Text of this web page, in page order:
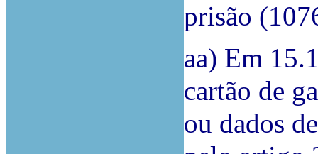
prisão
aa) Em
cartão de
ou dados